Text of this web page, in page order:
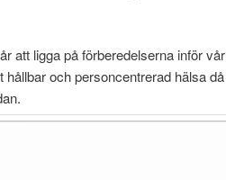
att ligga på förberedelserna införvår
hållbar och personcentrerad hälsa då